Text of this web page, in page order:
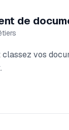
de
vos